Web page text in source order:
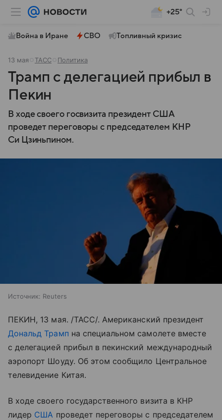
+25°
Война в Иране СВО Топливный кризис
13 мая ТАСС Политика
Трамп с делегацией прибыл в
Пекин
В ходе своего госвизита президент США
проведет переговоры с председателем КНР
Си Цзиньпином.
Источник: Reuters
ПЕКИН, 13 мая. /ТАСС/. Американский президент
Дональд Трамп на специальном самолете вместе
с делегацией прибыл в пекинский международный
аэропорт Шоуду. Об этом сообщило Центральное
телевидение Китая.
В ходе своего государственного визита в КНР
лидер США проведет переговоры с председателем